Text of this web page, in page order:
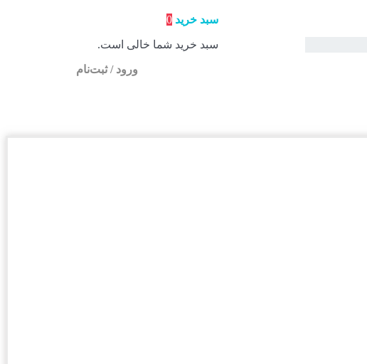
سبد خرید0
سبد خرید شما خالی است.
ورود / ثبت‌نام